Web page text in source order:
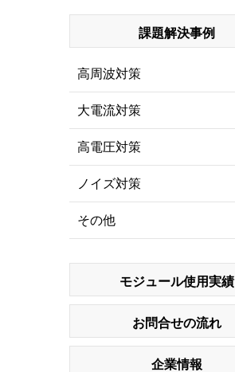
課題解決事例
高周波対策
大電流対策
高電圧対策
ノイズ対策
その他
モジュール使用実績
お問合せの流れ
企業情報